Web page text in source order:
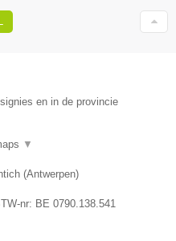
en in de provincie
▼
(Antwerpen)
nr: BE 0790.138.541